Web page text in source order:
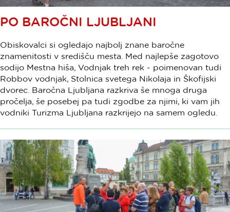
PO BAROČNI LJUBLJANI
Obiskovalci si ogledajo najbolj znane baročne
znamenitosti v središču mesta. Med najlepše zagotovo
sodijo Mestna hiša, Vodnjak treh rek - poimenovan tudi
Robbov vodnjak, Stolnica svetega Nikolaja in Škofijski
dvorec. Baročna Ljubljana razkriva še mnoga druga
pročelja, še posebej pa tudi zgodbe za njimi, ki vam jih
vodniki Turizma Ljubljana razkrijejo na samem ogledu.